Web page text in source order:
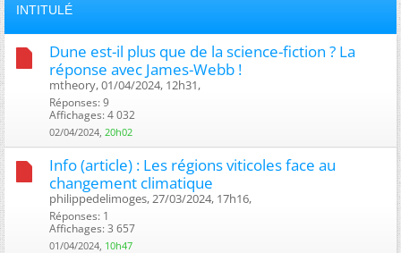
INTITULÉ
Dune est-il plus que de la science-fiction ? La
réponse avec James-Webb !
mtheory, 01/04/2024, 12h31, ‎
Réponses: 9
Affichages: 4 032
02/04/2024, 20h02
Info (article) : Les régions viticoles face au
changement climatique
philippedelimoges, 27/03/2024, 17h16, ‎
Réponses: 1
Affichages: 3 657
01/04/2024, 10h47